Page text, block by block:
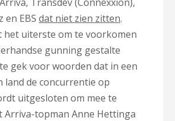
en EBS dat niet zien zitten.
het uiterste om te voorkomen
gunning gestalte
gek voor woorden dat in een
land de concurrentie op
uitgesloten om mee te
Arriva-topman Anne Hettinga